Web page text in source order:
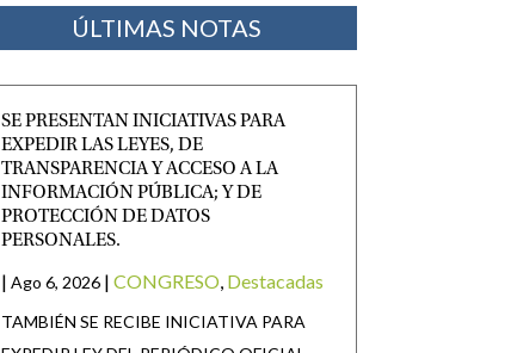
ÚLTIMAS NOTAS
SE PRESENTAN INICIATIVAS PARA
EXPEDIR LAS LEYES, DE
TRANSPARENCIA Y ACCESO A LA
INFORMACIÓN PÚBLICA; Y DE
PROTECCIÓN DE DATOS
PERSONALES.
| Ago 6, 2026 | CONGRESO, Destacadas
TAMBIÉN SE RECIBE INICIATIVA PARA